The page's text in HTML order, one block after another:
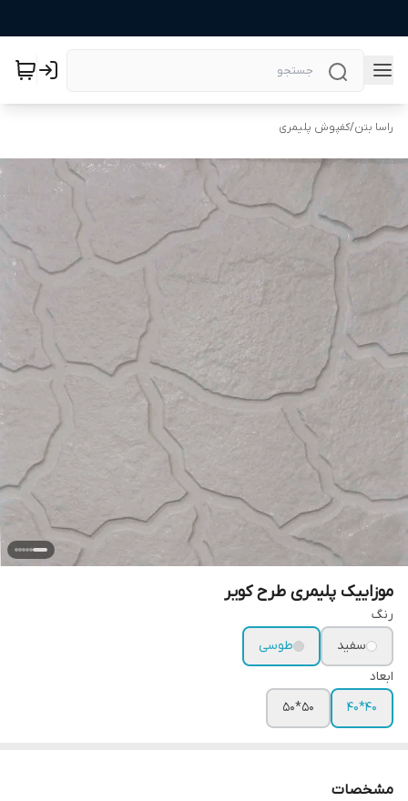
راسا بتن/کفپوش پلیمری
موزاییک پلیمری طرح کویر
رنگ
سفید
طوسی
ابعاد
40*40
50*50
مشخصات